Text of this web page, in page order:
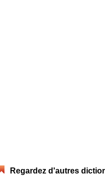
Regardez d'autres